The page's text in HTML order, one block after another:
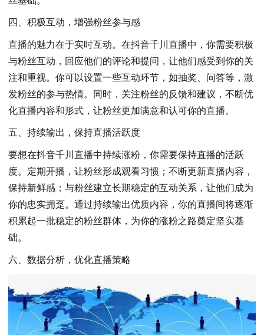
四、积极互动，增强粉丝参与感
直播的魅力在于实时互动。在抖音千川直播中，你需要积极
与粉丝互动，回应他们的评论和提问，让他们感受到你的关
注和重视。你可以设置一些互动环节，如抽奖、问答等，激
发粉丝的参与热情。同时，关注粉丝的反馈和建议，不断优
化直播内容和形式，让粉丝更加满意和认可你的直播。
五、持续输出，保持直播活跃度
要想在抖音千川直播中持续涨粉，你需要保持直播的活跃
度。定期开播，让粉丝形成观看习惯；不断更新直播内容，
保持新鲜感；与粉丝建立长期稳定的互动关系，让他们成为
你的忠实拥趸。通过持续输出优质内容，你的直播间将逐渐
积累起一批稳定的粉丝群体，为你的涨粉之路奠定坚实基
础。
六、数据分析，优化直播策略